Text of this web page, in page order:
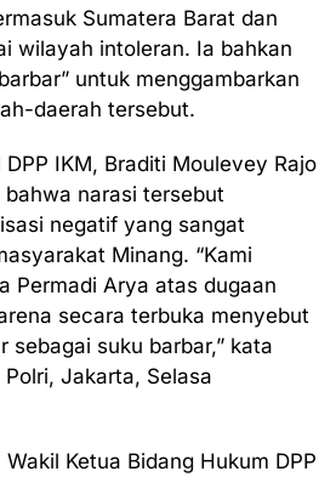
Sumatera Barat dan
wilayah intoleran. Ia bahkan
untuk menggambarkan
daerah tersebut.
IKM, Braditi Moulevey Rajo
narasi tersebut
negatif yang sangat
Minang. “Kami
Permadi Arya atas dugaan
secara terbuka menyebut
sebagai suku barbar,” kata
Jakarta, Selasa
Ketua Bidang Hukum DPP